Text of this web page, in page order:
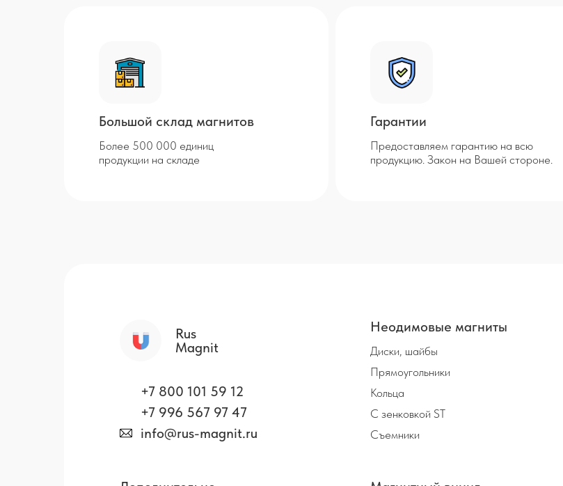
Большой склад магнитов
Более 500 000 единиц
продукции на складе
Гарантии
Предоставляем гарантию на всю
продукцию. Закон на Вашей стороне.
Rus
Magnit
Неодимовые магниты
Диски, шайбы
Прямоугольники
Кольца
С зенковкой ST
Съемники
+7 800 101 59 12
info@rus-magnit.ru
+7 996 567 97 47